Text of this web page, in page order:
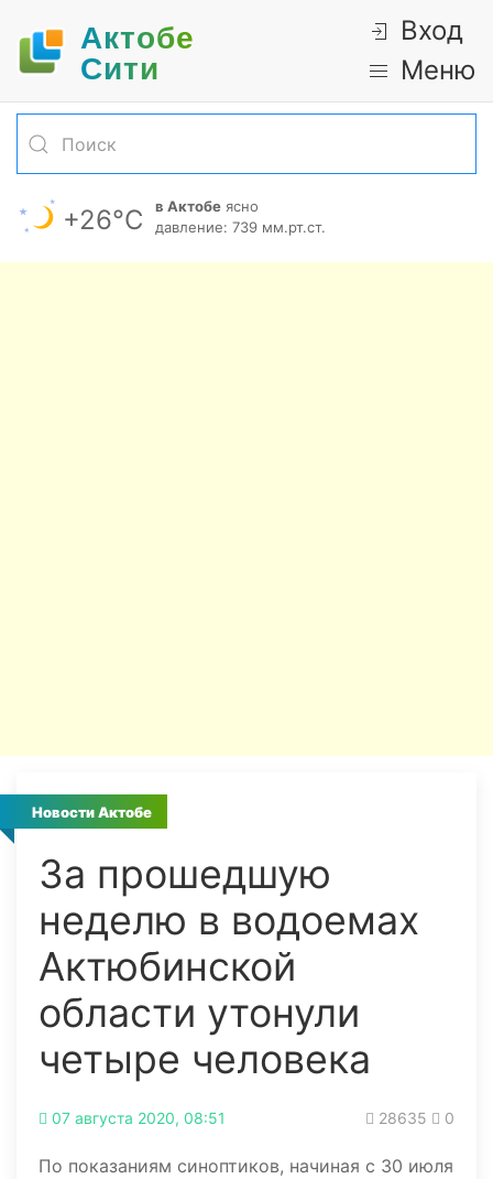
Актобе
Cити
Вход
Меню
+26°С в Актобе ясно
давление: 739 мм.рт.ст.
Новости Актобе
За прошедшую
неделю в водоемах
Актюбинской
области утонули
четыре человека
07 августа 2020, 08:51 28635 0
По показаниям синоптиков, начиная с 30 июля